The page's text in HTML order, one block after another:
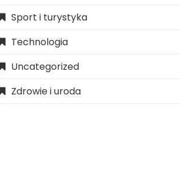
Sport i turystyka
Technologia
Uncategorized
Zdrowie i uroda